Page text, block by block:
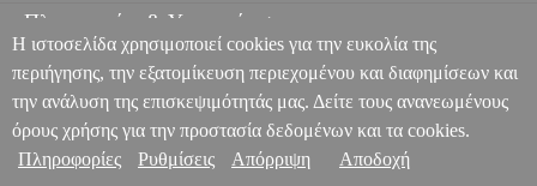
WARDROBE LIGHT 60 CM 2700K SILVER
0
Πληροφορίες & Υπηρεσίες >
Η ιστοσελίδα χρησιμοποιεί cookies για την ευκολία της
περιήγησης, την εξατομίκευση περιεχομένου και διαφημίσεων και
την ανάλυση της επισκεψιμότητάς μας. Δείτε τους ανανεωμένους
όρους χρήσης για την προστασία δεδομένων και τα cookies.
Πληροφορίες
Ρυθμίσεις Απόρριψη Αποδοχή